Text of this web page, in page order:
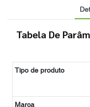
Tabela De
Tipo de produto
Marca